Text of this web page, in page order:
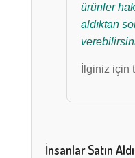
ürünler
aldıktan
İlginiz için
İnsanlar Satın Aldı